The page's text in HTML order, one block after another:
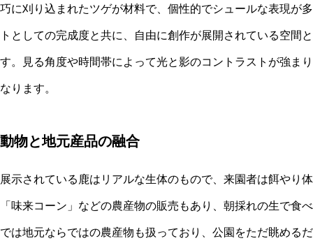
巧に刈り込まれたツゲが材料で、個性的でシュールな表現が
トとしての完成度と共に、自由に創作が展開されている空間
す。見る角度や時間帯によって光と影のコントラストが強ま
なります。
動物と地元産品の融合
展示されている鹿はリアルな生体のもので、来園者は餌やり
「味来コーン」などの農産物の販売もあり、朝採れの生で食
では地元ならではの農産物も扱っており、公園をただ眺める